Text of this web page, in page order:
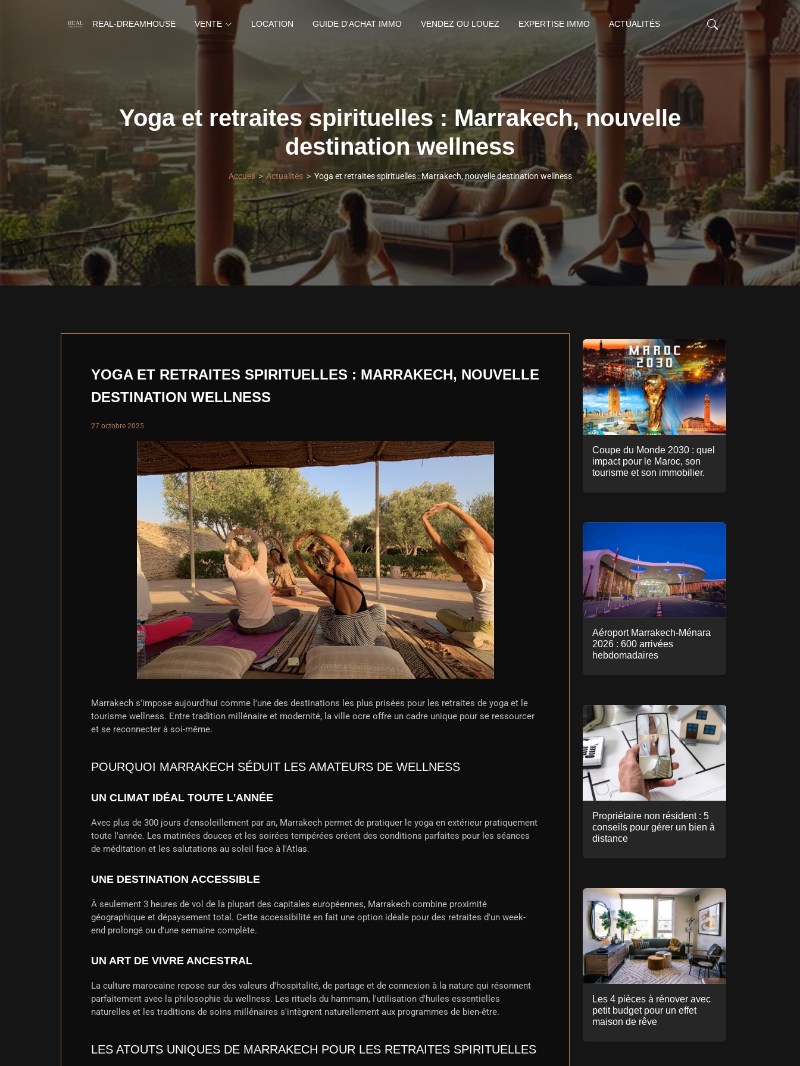
REAL-DREAMHOUSE VENTE LOCATION GUIDE D'ACHAT IMMO VENDEZ OU LOUEZ EXPERTISE IMMO ACTUALITÉS
Yoga et retraites spirituelles : Marrakech, nouvelle
destination wellness
Accueil Actualités Yoga et retraites spirituelles : Marrakech, nouvelle destination wellness
YOGA ET RETRAITES SPIRITUELLES : MARRAKECH, NOUVELLE
DESTINATION WELLNESS
27 octobre 2025
Marrakech s'impose aujourd'hui comme l'une des destinations les plus prisées pour les retraites de yoga et le
tourisme wellness. Entre tradition millénaire et modernité, la ville ocre offre un cadre unique pour se ressourcer
et se reconnecter à soi-même.
POURQUOI MARRAKECH SÉDUIT LES AMATEURS DE WELLNESS
UN CLIMAT IDÉAL TOUTE L'ANNÉE
Avec plus de 300 jours d'ensoleillement par an, Marrakech permet de pratiquer le yoga en extérieur pratiquement
toute l'année. Les matinées douces et les soirées tempérées créent des conditions parfaites pour les séances
de méditation et les salutations au soleil face à l'Atlas.
UNE DESTINATION ACCESSIBLE
À seulement 3 heures de vol de la plupart des capitales européennes, Marrakech combine proximité
géographique et dépaysement total. Cette accessibilité en fait une option idéale pour des retraites d'un week-
end prolongé ou d'une semaine complète.
UN ART DE VIVRE ANCESTRAL
La culture marocaine repose sur des valeurs d'hospitalité, de partage et de connexion à la nature qui résonnent
parfaitement avec la philosophie du wellness. Les rituels du hammam, l'utilisation d'huiles essentielles
naturelles et les traditions de soins millénaires s'intègrent naturellement aux programmes de bien-être.
LES ATOUTS UNIQUES DE MARRAKECH POUR LES RETRAITES SPIRITUELLES
Coupe du Monde 2030 : quel
impact pour le Maroc, son
tourisme et son immobilier.
Aéroport Marrakech-Ménara
2026 : 600 arrivées
hebdomadaires
Propriétaire non résident : 5
conseils pour gérer un bien à
distance
Les 4 pièces à rénover avec
petit budget pour un effet
maison de rêve